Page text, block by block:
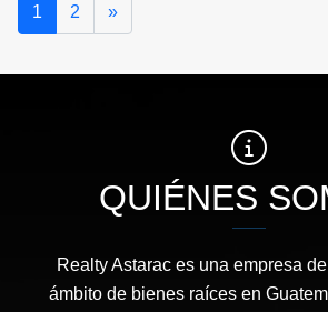
1 2 »Siguiente
QUIÉNES
Realty Astarac es una empresa
ámbito de bienes raíces en